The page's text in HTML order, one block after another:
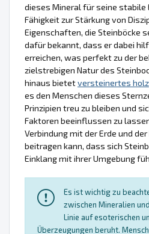
dieses Mineral für seine stabile
Fähigkeit zur Stärkung von
Eigenschaften, die Steinböcke
dafür bekannt, dass er dabei
erreichen, was perfekt zu der
zielstrebigen Natur des
hinaus bietetversteinertes holz
es den Menschen dieses
Prinzipien treu zu bleiben und
Faktoren beeinflussen zu
Verbindung mit der Erde und
beitragen kann, dass sich
Einklang mit ihrer Umgebung
Es ist wichtig zu
zwischen Mineralien
Linie auf esoterischen
Überzeugungen beruht.